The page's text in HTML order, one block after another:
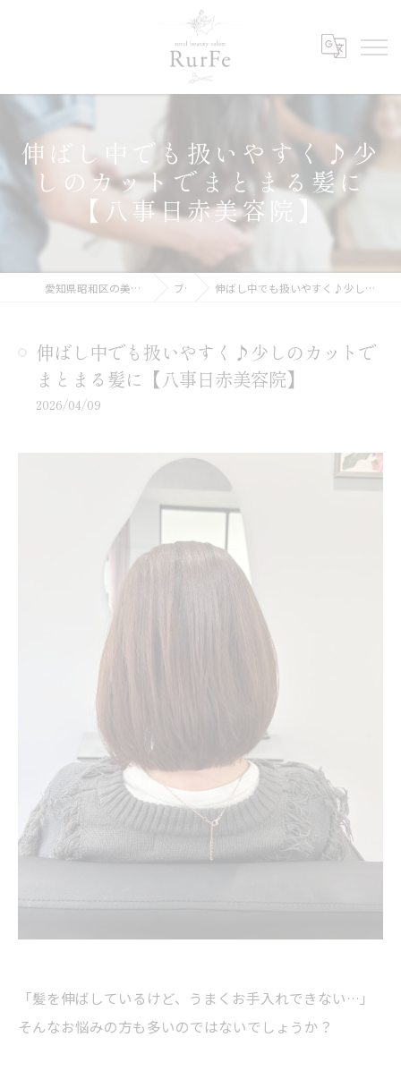
伸ばし中でも扱いやすく♪少
しのカットでまとまる髪に
【八事日赤美容院】
愛知県昭和区の美容院ならRurFe【ルルフェ】 ブログ 伸ばし中でも扱いやすく♪少しのカットでまとまる髪に【八事日赤美容院】
伸ばし中でも扱いやすく♪少しのカットで
まとまる髪に【八事日赤美容院】
2026/04/09
「髪を伸ばしているけど、うまくお手入れできない…」
そんなお悩みの方も多いのではないでしょうか？